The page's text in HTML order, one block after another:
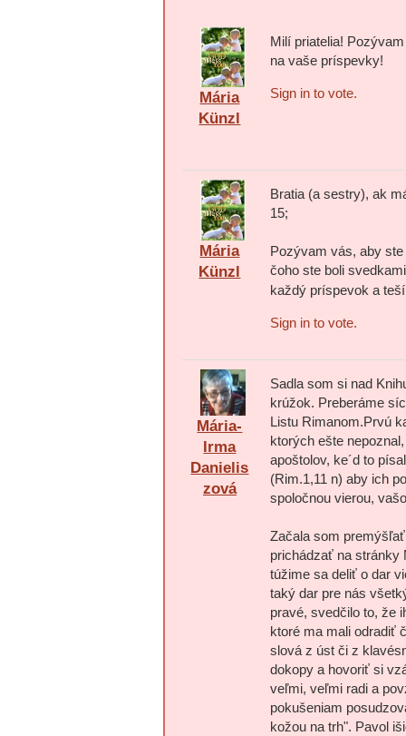
Mária
Künzl
Milí priatelia!
na vaše príspevky!
Sign in to vote.
Mária
Künzl
Bratia (a sestry), ak
15;
Pozývam vás, aby
čoho ste boli
každý príspevok a
Sign in to vote.
Mária-
Irma
Danielis
zová
Sadla som si nad
krúžok. Preberáme
Listu Rimanom.Prvú
ktorých ešte
apoštolov, ke´d to
(Rim.1,11 n) aby ich
spoločnou vierou,
Začala som
prichádzať na stránky
túžime sa deliť o dar
taký dar pre nás
pravé, svedčilo to, že
ktoré ma mali odradiť
slová z úst či z
dokopy a hovoriť si
veľmi, veľmi radi a
pokušeniam
kožou na trh". Pavol